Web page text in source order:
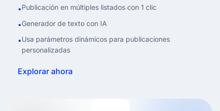
•Publicación en múltiples listados con 1 clic
•Generador de texto con IA
•Usa parámetros dinámicos para publicaciones
personalizadas
Explorar ahora